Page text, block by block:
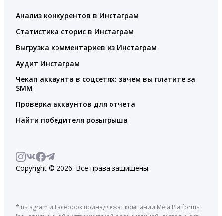
Анализ конкурентов в Инстаграм
Статистика сторис в Инстаграм
Выгрузка комментариев из Инстаграм
Аудит Инстаграм
Чекап аккаунта в соцсетях: зачем вы платите за
SMM
Проверка аккаунтов для отчета
Найти победителя розыгрыша
Copyright © 2026. Все права защищены.
*Instagram и Facebook принадлежат компании Meta Platforms